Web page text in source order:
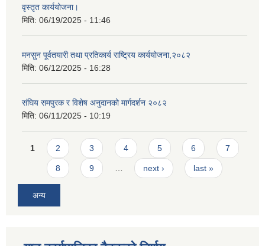
वृस्तृत कार्ययोजना।
मिति: 06/19/2025 - 11:46
मनसुन पूर्वतयारी तथा प्रतिकार्य राष्ट्रिय कार्ययोजना,२०८२
मिति: 06/12/2025 - 16:28
संघिय समपुरक र विशेष अनुदानको मार्गदर्शन २०८२
मिति: 06/11/2025 - 10:19
Pages
1 2 3 4 5 6 7
8 9 next › last »
अन्य